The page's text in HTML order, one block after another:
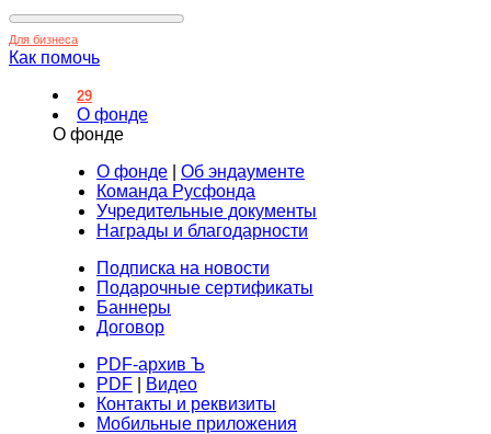
Для бизнеса
Как помочь
29
О фонде
О фонде
О фонде
Об эндаументе
Команда Русфонда
Учредительные документы
Награды и благодарности
Подписка на новости
Подарочные сертификаты
Баннеры
Договор
PDF-архив Ъ
PDF
Видео
Контакты и реквизиты
Мобильные приложения